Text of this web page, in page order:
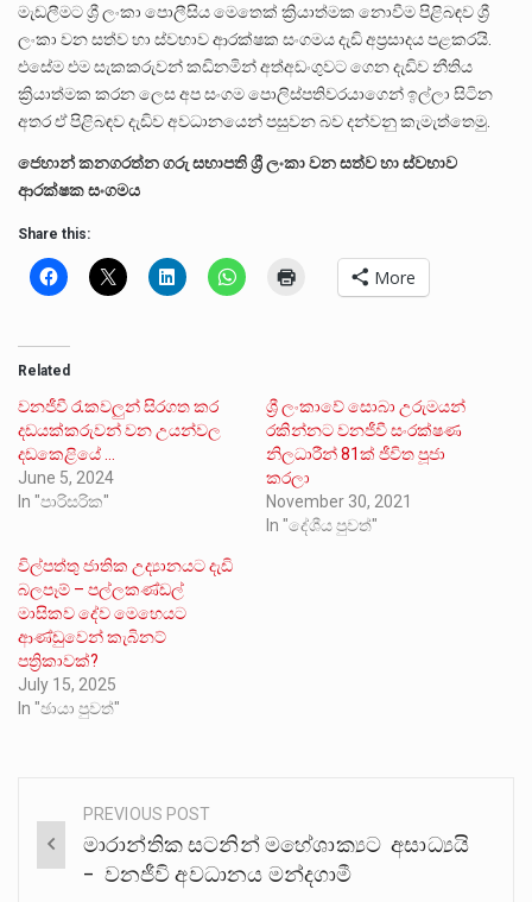
මැඩලීමට ශ්‍රී ලංකා පොලීසිය මෙතෙක් ක්‍රියාත්මක නොවීම පිළිබඳව ශ්‍රී
ලංකා වන සත්ව හා ස්වභාව ආරක්ෂක සංගමය දැඩි අප්‍රසාදය පළකරයි.
එසේම එම සැකකරුවන් කඩිනමින් අත්අඩංගුවට ගෙන දැඩිව නීතිය
ක්‍රියාත්මක කරන ලෙස අප සංගම පොලිස්පතිවරයාගෙන් ඉල්ලා සිටින
අතර ඒ පිළිබඳව දැඩිව අවධානයෙන් පසුවන බව දන්වනු කැමැත්තෙමු.
ජෙහාන් කනගරත්න ගරු සභාපති ශ්‍රී ලංකා වන සත්ව හා ස්වභාව
ආරක්ෂක සංගමය
Share this:
More
Related
වනජීවී රැකවලුන් සිරගත කර
දඩයක්කරුවන් වන උයන්වල
දඩකෙළියේ …
June 5, 2024
In "පාරිසරික"
ශ්‍රී ලංකාවේ සොබා උරුමයන්
රකින්නට වනජීවී සංරක්ෂණ
නිලධාරීන් 81ක් ජීවිත පූජා
කරලා
November 30, 2021
In "දේශීය පුවත්"
විල්පත්තු ජාතික උද්‍යානයට දැඩි
බලපෑම් – පල්ලකණ්ඩල්
මාසිකව දේව මෙහෙයට
ආණ්ඩුවෙන් කැබිනට්
පත්‍රිකාවක්?
July 15, 2025
In "ඡායා පුවත්"
Post
navigation
PREVIOUS POST
මාරාන්තික සටනින් මහේශාක්‍යට අසාධ්‍යයි
– වනජීවි අවධානය මන්දගාමී